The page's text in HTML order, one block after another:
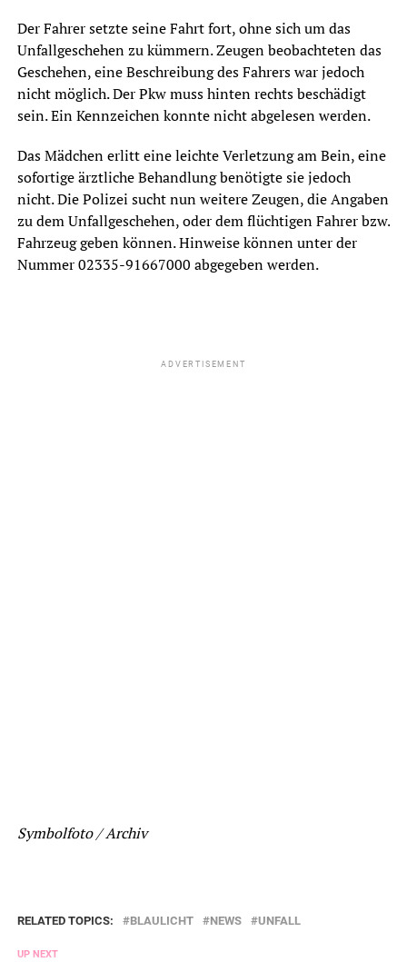
Der Fahrer setzte seine Fahrt fort, ohne sich um das
Unfallgeschehen zu kümmern. Zeugen beobachteten das
Geschehen, eine Beschreibung des Fahrers war jedoch
nicht möglich. Der Pkw muss hinten rechts beschädigt
sein. Ein Kennzeichen konnte nicht abgelesen werden.
Das Mädchen erlitt eine leichte Verletzung am Bein, eine
sofortige ärztliche Behandlung benötigte sie jedoch
nicht. Die Polizei sucht nun weitere Zeugen, die Angaben
zu dem Unfallgeschehen, oder dem flüchtigen Fahrer bzw.
Fahrzeug geben können. Hinweise können unter der
Nummer 02335-91667000 abgegeben werden.
ADVERTISEMENT
Symbolfoto / Archiv
RELATED TOPICS: BLAULICHT NEWS UNFALL
UP NEXT